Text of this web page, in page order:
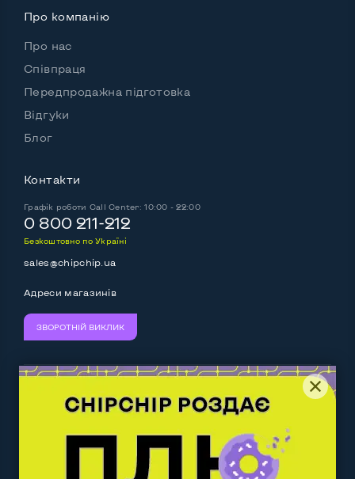
Про компанію
Про нас
Співпраця
Передпродажна підготовка
Відгуки
Блог
Контакти
Графік роботи Call Center: 10:00 - 22:00
0 800 211-212
Безкоштовно по Україні
sales@chipchip.ua
Адреси магазинів
ЗВОРОТНІЙ ВИКЛИК
Слідкуйте за нами:
Work.ua
— самий кльовий
наш партнер